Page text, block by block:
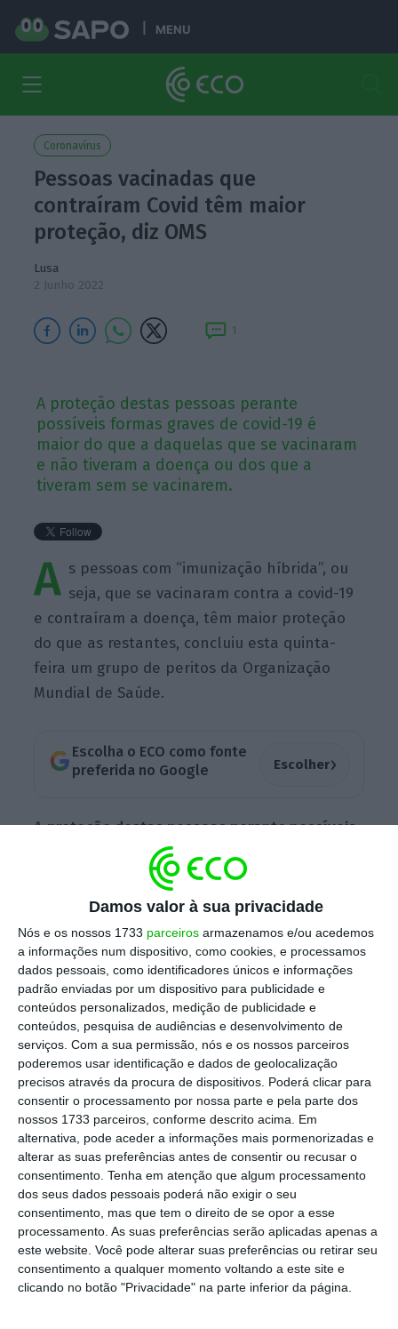
Damos valor à sua privacidade
Nós e os nossos 1733 parceiros armazenamos e/ou acedemos
a informações num dispositivo, como cookies, e processamos
dados pessoais, como identificadores únicos e informações
padrão enviadas por um dispositivo para publicidade e
conteúdos personalizados, medição de publicidade e
conteúdos, pesquisa de audiências e desenvolvimento de
serviços. Com a sua permissão, nós e os nossos parceiros
poderemos usar identificação e dados de geolocalização
precisos através da procura de dispositivos. Poderá clicar para
consentir o processamento por nossa parte e pela parte dos
nossos 1733 parceiros, conforme descrito acima. Em
alternativa, pode aceder a informações mais pormenorizadas e
alterar as suas preferências antes de consentir ou recusar o
consentimento. Tenha em atenção que algum processamento
dos seus dados pessoais poderá não exigir o seu
consentimento, mas que tem o direito de se opor a esse
processamento. As suas preferências serão aplicadas apenas a
este website. Você pode alterar suas preferências ou retirar seu
consentimento a qualquer momento voltando a este site e
clicando no botão "Privacidade" na parte inferior da página.
MENU
Coronavírus
Pessoas vacinadas que
contraíram Covid têm maior
proteção, diz OMS
Lusa
2 Junho 2022
1
A proteção destas pessoas perante
possíveis formas graves de covid-19 é
maior do que a daquelas que se vacinaram
e não tiveram a doença ou dos que a
tiveram sem se vacinarem.
A s pessoas com “imunização híbrida”, ou
seja, que se vacinaram contra a covid-19
e contraíram a doença, têm maior proteção
do que as restantes, concluiu esta quinta-
feira um grupo de peritos da Organização
Mundial de Saúde.
Escolha o ECO como fonte
preferida no Google
Escolher›
Aproteção destas pessoas perante possíveis
formas graves de covid-19 é maior do que a
daquelas que se vacinaram e não tiveram a
doença ou dos que a tiveram sem se
vacinarem, anunciou em comunicado o Grupo
Consultivo Estratégico sobre Imunização
(SAGE), em comunicado.
Aconclusão baseia-se em infeções com
variantes de covid-19 anteriores à agora
dominante (Ómicron) e enfatiza que não se
pode determinar a duração desta “imunização
híbrida”ou se esta também seria eficaz
perante possíveis variantes futuras do
coronavírus SARS-CoV-2.
Os especialistas do SAGE sublinharam, no
entanto, que a vacinação contra a covid-19
deve ser prioritária, independentemente de o